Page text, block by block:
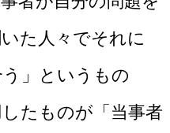
た人々でそれに
」というもの
たものが「当事者